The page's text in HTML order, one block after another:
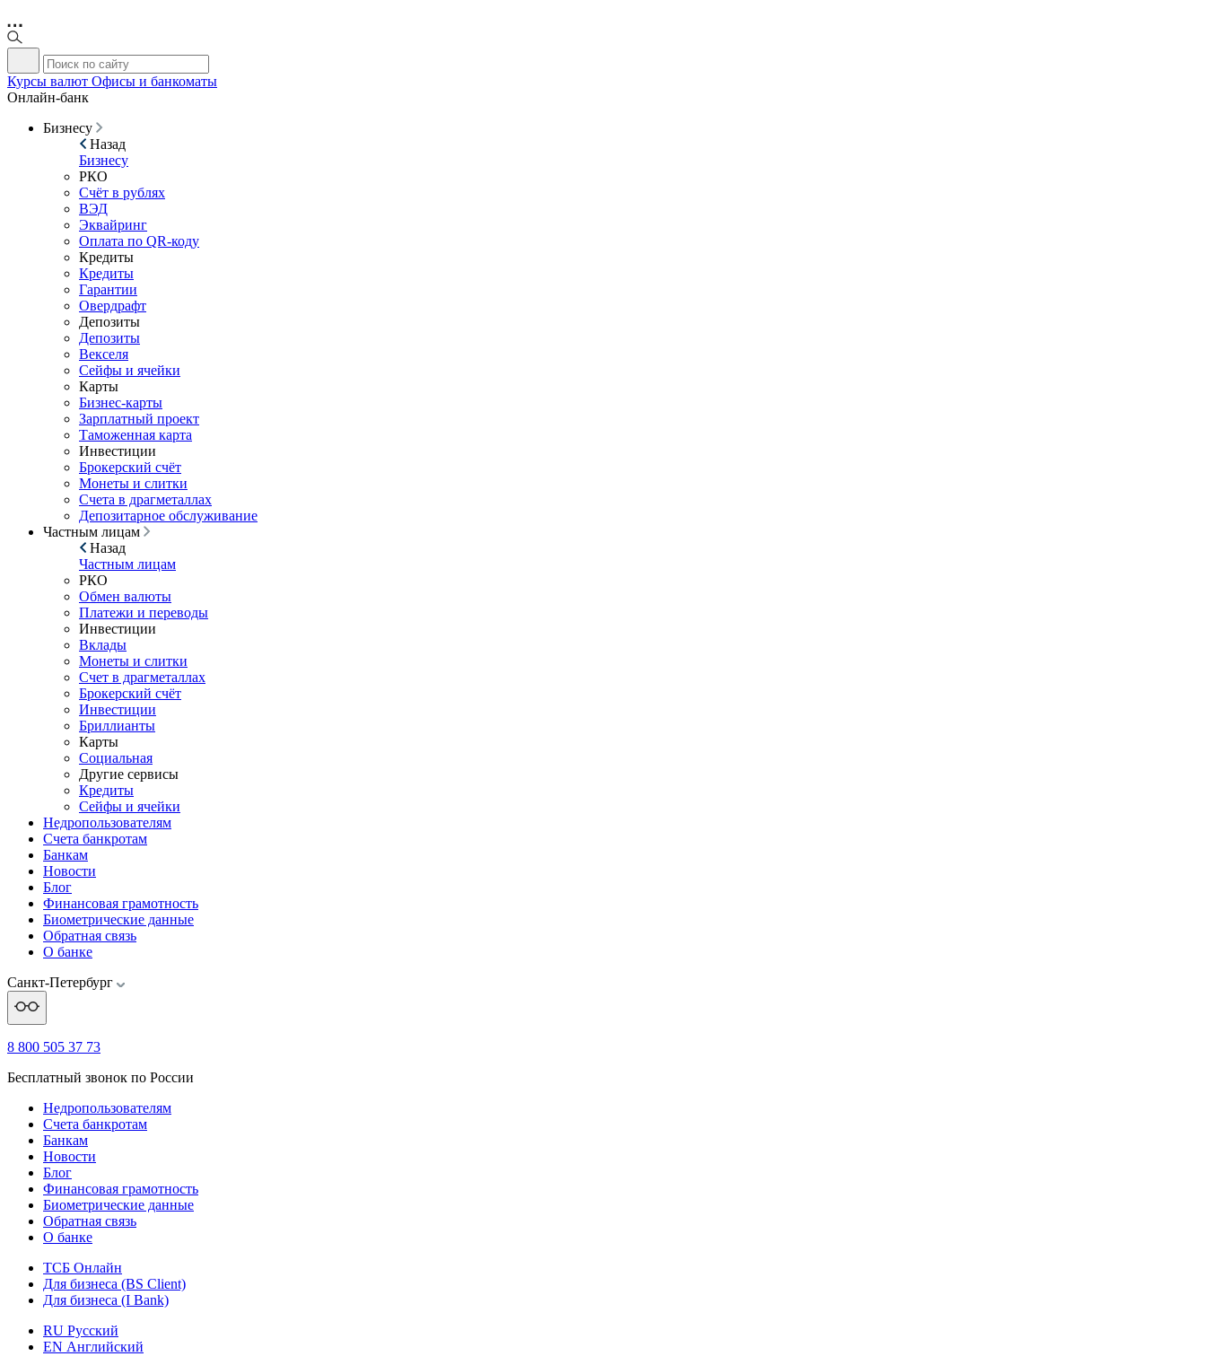
Курсы валют Офисы и банкоматы
Онлайн-банк
Бизнесу
Назад
Бизнесу
РКО
Счёт в рублях
ВЭД
Эквайринг
Оплата по QR-коду
Кредиты
Кредиты
Гарантии
Овердрафт
Депозиты
Депозиты
Векселя
Сейфы и ячейки
Карты
Бизнес-карты
Зарплатный проект
Таможенная карта
Инвестиции
Брокерский счёт
Монеты и слитки
Счета в драгметаллах
Депозитарное обслуживание
Частным лицам
Назад
Частным лицам
РКО
Обмен валюты
Платежи и переводы
Инвестиции
Вклады
Монеты и слитки
Счет в драгметаллах
Брокерский счёт
Инвестиции
Бриллианты
Карты
Социальная
Другие сервисы
Кредиты
Сейфы и ячейки
Недропользователям
Счета банкротам
Банкам
Новости
Блог
Финансовая грамотность
Биометрические данные
Обратная связь
О банке
Санкт-Петербург
8 800 505 37 73
Бесплатный звонок по России
Недропользователям
Счета банкротам
Банкам
Новости
Блог
Финансовая грамотность
Биометрические данные
Обратная связь
О банке
ТСБ Онлайн
Для бизнеса (BS Client)
Для бизнеса (I Bank)
RU Русский
EN Английский